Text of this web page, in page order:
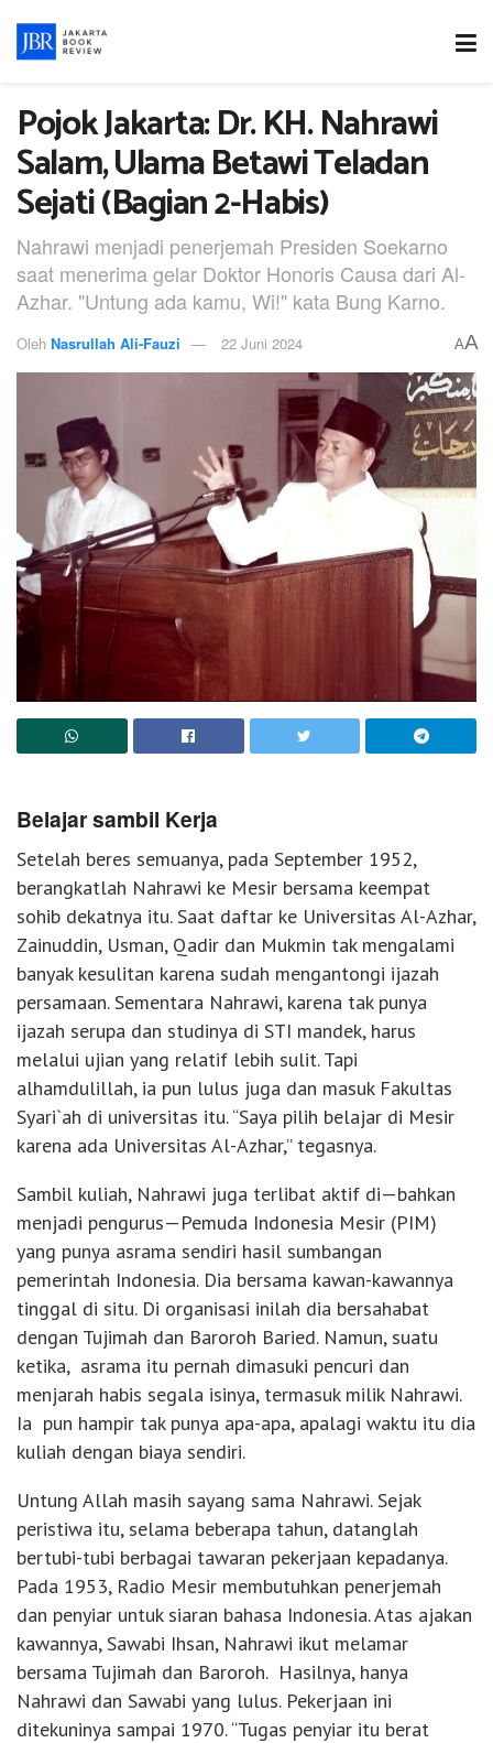
Pojok Jakarta: Dr. KH. Nahrawi
Salam, Ulama Betawi Teladan
Sejati (Bagian 2-Habis)
Nahrawi menjadi penerjemah Presiden Soekarno
saat menerima gelar Doktor Honoris Causa dari Al-
Azhar. "Untung ada kamu, Wi!" kata Bung Karno.
Oleh Nasrullah Ali-Fauzi 22 Juni 2024 AA
Belajar sambil Kerja
Setelah beres semuanya, pada September 1952,
berangkatlah Nahrawi ke Mesir bersama keempat
sohib dekatnya itu. Saat daftar ke Universitas Al-Azhar,
Zainuddin, Usman, Qadir dan Mukmin tak mengalami
banyak kesulitan karena sudah mengantongi ijazah
persamaan. Sementara Nahrawi, karena tak punya
ijazah serupa dan studinya di STI mandek, harus
melalui ujian yang relatif lebih sulit. Tapi
alhamdulillah, ia pun lulus juga dan masuk Fakultas
Syari`ah di universitas itu. “Saya pilih belajar di Mesir
karena ada Universitas Al-Azhar,” tegasnya.
Sambil kuliah, Nahrawi juga terlibat aktif di—bahkan
menjadi pengurus—Pemuda Indonesia Mesir (PIM)
yang punya asrama sendiri hasil sumbangan
pemerintah Indonesia. Dia bersama kawan-kawannya
tinggal di situ. Di organisasi inilah dia bersahabat
dengan Tujimah dan Baroroh Baried. Namun, suatu
ketika, asrama itu pernah dimasuki pencuri dan
menjarah habis segala isinya, termasuk milik Nahrawi.
Ia pun hampir tak punya apa-apa, apalagi waktu itu dia
kuliah dengan biaya sendiri.
Untung Allah masih sayang sama Nahrawi. Sejak
peristiwa itu, selama beberapa tahun, datanglah
bertubi-tubi berbagai tawaran pekerjaan kepadanya.
Pada 1953, Radio Mesir membutuhkan penerjemah
dan penyiar untuk siaran bahasa Indonesia. Atas ajakan
kawannya, Sawabi Ihsan, Nahrawi ikut melamar
bersama Tujimah dan Baroroh. Hasilnya, hanya
Nahrawi dan Sawabi yang lulus. Pekerjaan ini
ditekuninya sampai 1970. “Tugas penyiar itu berat